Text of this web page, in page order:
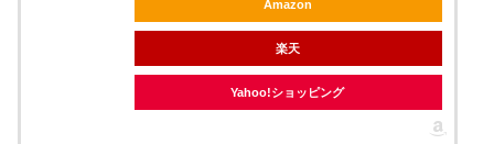
Amazon
楽天
Yahoo!ショッピング